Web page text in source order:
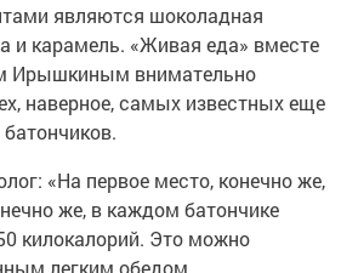
являются шоколадная
и карамель. «Живая еда» вместе
Ирышкиным внимательно
наверное, самых известных еще
«На первое место, конечно же,
же, в каждом батончике
килокалорий. Это можно
легким обедом,